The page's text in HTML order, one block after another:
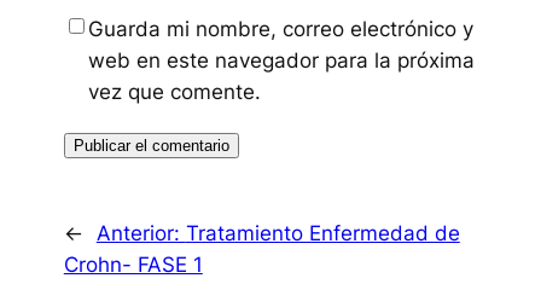
Guarda mi nombre, correo electrónico y
web en este navegador para la próxima
vez que comente.
← Anterior: Tratamiento Enfermedad de
Crohn- FASE 1